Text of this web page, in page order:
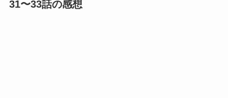
31〜33話の感想